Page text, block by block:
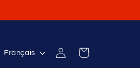
LFrançais ConnexionPanier